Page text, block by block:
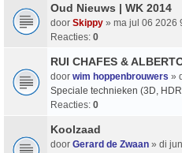
Oud Nieuws | WK 2014
door Skippy » ma jul 06 2026
Reacties: 0
RUI CHAFES &
door wim hoppenbrouwers »
Speciale technieken (3D,
Reacties: 0
Koolzaad
door Gerard de Zwaan » di